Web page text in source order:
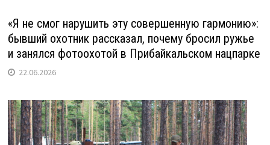
«Я не смог нарушить эту совершенную гармонию»:
бывший охотник рассказал, почему бросил ружье
и занялся фотоохотой в Прибайкальском нацпарке
22.06.2026